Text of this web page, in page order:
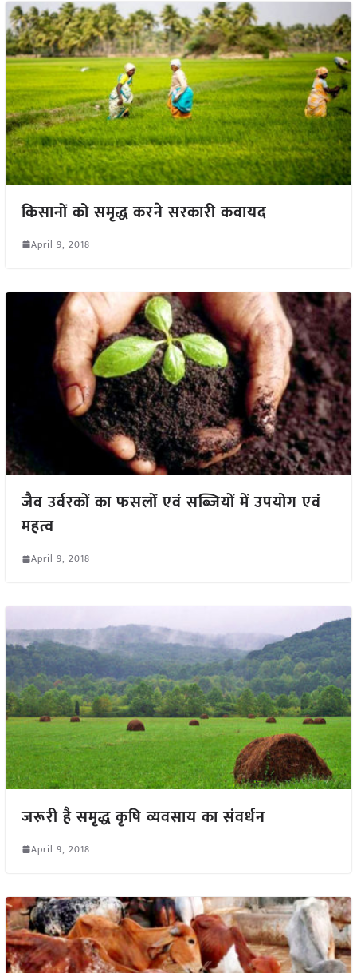
किसानों को समृद्ध करने सरकारी कवायद
April 9, 2018
जैव उर्वरकों का फसलों एवं सब्जियों में उपयोग एवं
महत्व
April 9, 2018
जरूरी है समृद्ध कृषि व्यवसाय का संवर्धन
April 9, 2018